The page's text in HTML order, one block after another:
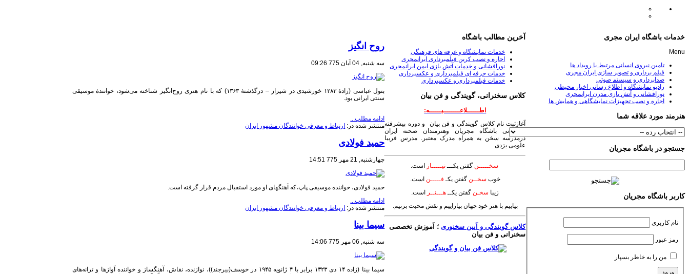
روح انگیز
سه شنبه, 04 آبان 775 09:26
بتول عباسی (زادهٔ ۱۲۸۳ خورشیدی در شیراز – درگذشتهٔ ۱۳۶۳) که با نام هنری روح‌انگیز شناخته می‌شود، خوانندهٔ موسیقی
سنتی ایرانی بود.
ادامه مطلب...
منتشر شده در: ارتباط و معرفی خوانندگان مشهور ایران
حمید فولادی
چهارشنبه, 21 مهر 775 14:51
​حمید فولادی، خواننده موسیقی پاپ،که آهنگهای او مورد استقبال مردم قرار گرفته است.
ادامه مطلب...
منتشر شده در: ارتباط و معرفی خوانندگان مشهور ایران
سیما بینا
سه شنبه, 06 مهر 775 14:06
سیما بینا (زاده ۱۴ دی ۱۳۲۳ برابر با ۴ ژانویه ۱۹۴۵ در خوسف(بیرجند))، نوازنده، نقاش، آهنگساز و خواننده آوازها و ترانه‌های
آخرین مطالب باشگاه
خدمات نمایشگاه و غرفه های فرهنگی
اجاره و نصب کرین فیلمبرداری ایرانمجری
نورافشانی و خدمات آتش بازی ایمن ایرانمجری
خدمات حرفه ای فیلمبرداری و عکسبرداری
خدمات فیلمبرداری و عکسبرداری
کلاس سخنرانی، گویندگی و فن بیان
اطــــــلاعــــــــیــــــه:
آغازثبت نام کلاس گویندگی و فن بیان و دوره پیشرفته
سخنرانی باشگاه مجریان وهنرمندان صحنه ایران
درمدرسه سخن به همراه مدرک معتبر. مدرس فریبا
علومی یزدی
سخـــــن گفتن یکـــنیـــــاز
است.
خوب سخــن گفتن یکـ فـــــن است.
زیبا سخـنگفتن یکــهـــنــر
است.
بیاییم با هنر خود جهان بیاراییم و نقش محبت بزنیم.
کلاس گویندگی و آیین سخنوری؛ آموزش تخصصی
سخنرانی و فن بیان
خدمات باشگاه ایران مجری
Menu
تامین نیروی انسانی مرتبط با رویداد ها
فیلم برداری و تصویر سازی ایران مجری
صدابرداری و سیستم صوتی
رادیو نمایشگاه و اطلاع رسانی اخبار محیطی
نورافشانی و آتش بازی مدرن ایرانمجری
اجاره و نصب تجهیزات نمایشگاهی و همایش ها
هنرمند مورد علاقه شما
جستجو در باشگاه مجریان
کاربر باشگاه مجریان
نام کاربری
رمز عبور
من را به خاطر بسپار